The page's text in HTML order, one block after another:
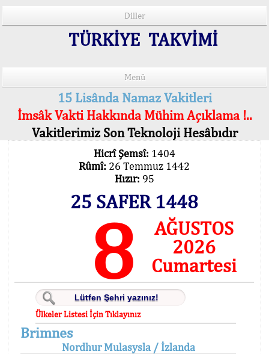
Diller
TÜRKİYE TAKVİMİ
Menü
15 Lisânda Namaz Vakitleri
İmsâk Vakti Hakkında Mühim Açıklama !..
Vakitlerimiz Son Teknoloji Hesâbıdır
Hicrî Şemsî: 1404
Rûmî: 26 Temmuz 1442
Hızır: 95
25 SAFER 1448
8
AĞUSTOS
2026
Cumartesi
Ülkeler Listesi İçin Tıklayınız
Brimnes
Nordhur Mulasysla / İzlanda